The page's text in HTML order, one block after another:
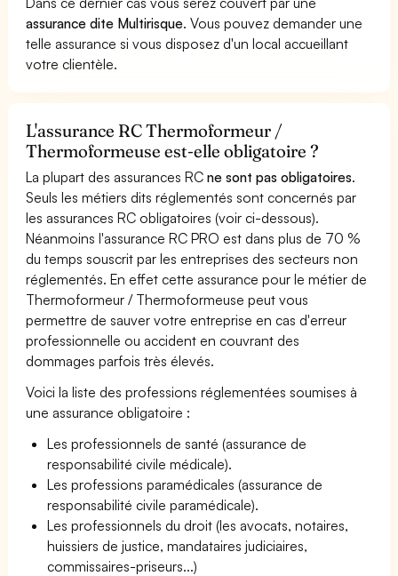
assurance dite Multirisque. Vous pouvez demander une
telle assurance si vous disposez d'un local accueillant
votre clientèle.
L'assurance RC Thermoformeur /
Thermoformeuse est-elle obligatoire ?
La plupart des assurances RCne sont pas obligatoires.
Seuls les métiers dits réglementés sont concernés par
les assurances RC obligatoires (voir ci-dessous).
Néanmoins l'assurance RC PRO est dans plus de 70 %
du temps souscrit par les entreprises des secteurs non
réglementés. En effet cette assurance pour le métier de
Thermoformeur / Thermoformeuse peut vous
permettre de sauver votre entreprise en cas d'erreur
professionnelle ou accident en couvrant des
dommages parfois très élevés.
Voici la liste des professions réglementées soumises à
une assurance obligatoire :
Les professionnels de santé (assurance de
responsabilité civile médicale).
Les professions paramédicales (assurance de
responsabilité civile paramédicale).
Les professionnels du droit (les avocats, notaires,
huissiers de justice, mandataires judiciaires,
commissaires-priseurs...)